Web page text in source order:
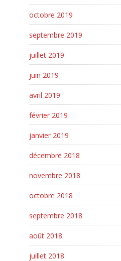
octobre 2019
septembre 2019
juillet 2019
juin 2019
avril 2019
février 2019
janvier 2019
décembre 2018
novembre 2018
octobre 2018
septembre 2018
août 2018
juillet 2018